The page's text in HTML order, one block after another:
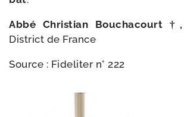
Abbé Christian Bouchacourt †,
District de France
Source : Fideliter n° 222